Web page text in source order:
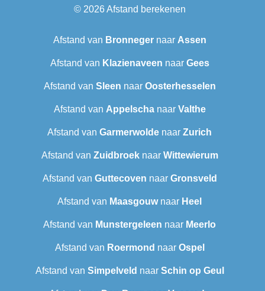
© 2026Afstand berekenen
Afstand van Bronnegernaar Assen
Afstand van Klazienaveen naar Gees
Afstand van Sleen naar Oosterhesselen
Afstand van Appelschanaar Valthe
Afstand van Garmerwolde naar Zurich
Afstand van Zuidbroeknaar Wittewierum
Afstand van Guttecoven naar Gronsveld
Afstand van Maasgouwnaar Heel
Afstand van Munstergeleen naar Meerlo
Afstand van Roermond naar Ospel
Afstand van Simpelveld naar Schin op Geul